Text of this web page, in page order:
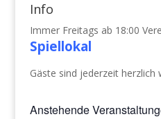
Info
Immer Freitags ab 18:00
Spiellokal
Gäste sind jederzeit herzlich
Anstehende